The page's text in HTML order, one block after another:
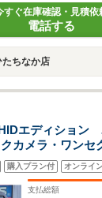
すぐ在庫確認・見積依
電話する
たちなか店
エディション
カメラ・ワンセ
ロアマット・純
DVD再生・電格
モード
購入プラン付 オンライ
支払総額